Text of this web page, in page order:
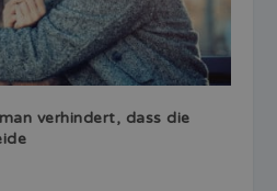
verhindert, dass die